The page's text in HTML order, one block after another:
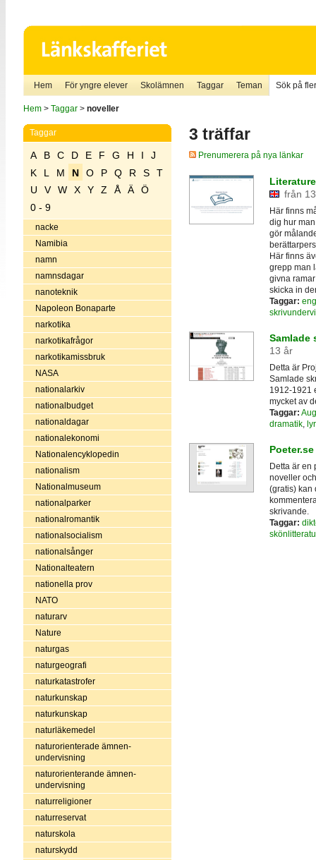
Hem För yngre elever Skolämnen Taggar Teman Sök på
Hem> Taggar> noveller
Taggar
A B C D E F G H I
J
K
L M N O P Q R S
T
U
V W X Y Z Å Ä
Ö
0 - 9
nacke
Namibia
namn
namnsdagar
nanoteknik
Napoleon Bonaparte
narkotika
narkotikafrågor
narkotikamissbruk
NASA
nationalarkiv
nationalbudget
nationaldagar
nationalekonomi
Nationalencyklopedin
nationalism
Nationalmuseum
nationalparker
nationalromantik
nationalsocialism
nationalsånger
Nationalteatern
nationella prov
NATO
naturarv
Nature
naturgas
naturgeografi
naturkatastrofer
naturkunskap
naturkunskap
naturläkemedel
naturorienterade ämnen-
undervisning
naturorienterande ämnen-
undervisning
naturreligioner
naturreservat
naturskola
naturskydd
3 träffar
Prenumerera på nya länkar
från
Här finns
dig hur
gör
Här finns
grepp man
givna
skicka in
Taggar:
Samlade
13 år
Detta är
Samlade
1912-1921
mycket av
Taggar:
dramatik,
Poeter.se
Detta är en
noveller
(gratis) kan
skrivande.
Taggar: